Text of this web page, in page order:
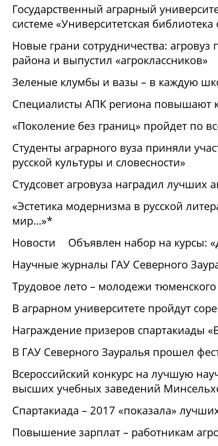
Государственный аграрный
системе «Университетская
Новые грани сотрудничества:
района и выпустил «агроклассников»
Зеленые клумбы и вазы – в каждую
Специалисты АПК региона повышают
«Поколение без границ» пройдет по
Студенты аграрного вуза приняли
русской культуры и словесности»
Студсовет агровуза наградил лучших
«Эстетика модернизма в русской
мир…»*
Новости
Объявлен набор на курсы:
Научные журналы ГАУ Северного
Трудовое лето – молодежи
В аграрном университете пройдут
Награждение призеров спартакиады
В ГАУ Северного Зауралья прошел
Всероссийский конкурс на лучшую
высших учебных заведений
Спартакиада – 2017 «показала»
Повышение зарплат – работникам